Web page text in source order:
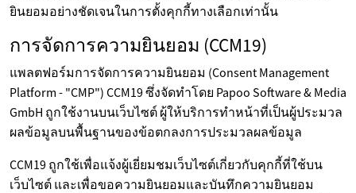
ยินยอมอย่างชัดเจนในการตั้งคุกกี้ทางเลือกเท่านั้น
การจัดการความยินยอม (CCM19)
แพลตฟอร์มการจัดการความยินยอม (Consent Management
Platform - "CMP") CCM19 ซึ่งจัดทำโดย Papoo Software & Media
GmbH ถูกใช้งานบนเว็บไซต์ ผู้ให้บริการทำหน้าที่เป็นผู้ประมวล
ผลข้อมูลบนพื้นฐานของข้อตกลงการประมวลผลข้อมูล
CCM19 ถูกใช้เพื่อแจ้งผู้เยี่ยมชมเว็บไซต์เกี่ยวกับคุกกี้ที่ใช้บน
เว็บไซต์ และเพื่อขอความยินยอมและบันทึกความยินยอม